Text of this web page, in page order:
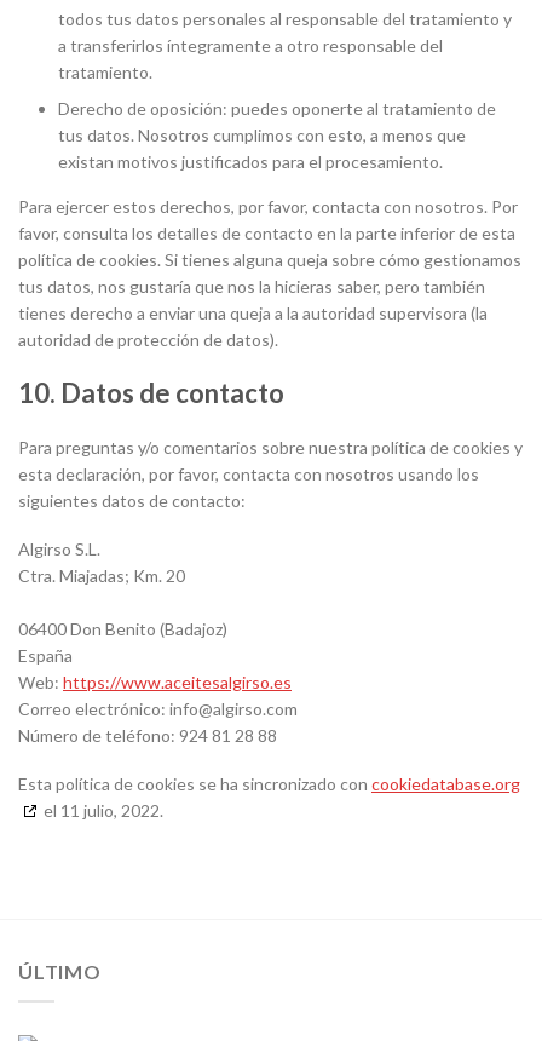
todos tus datos personales al responsable del tratamiento y
a transferirlos íntegramente a otro responsable del
tratamiento.
Derecho de oposición: puedes oponerte al tratamiento de
tus datos. Nosotros cumplimos con esto, a menos que
existan motivos justificados para el procesamiento.
Para ejercer estos derechos, por favor, contacta con nosotros. Por
favor, consulta los detalles de contacto en la parte inferior de esta
política de cookies. Si tienes alguna queja sobre cómo gestionamos
tus datos, nos gustaría que nos la hicieras saber, pero también
tienes derecho a enviar una queja a la autoridad supervisora (la
autoridad de protección de datos).
10. Datos de contacto
Para preguntas y/o comentarios sobre nuestra política de cookies y
esta declaración, por favor, contacta con nosotros usando los
siguientes datos de contacto:
Algirso S.L.
Ctra. Miajadas; Km. 20
06400 Don Benito (Badajoz)
España
Web: https://www.aceitesalgirso.es
Correo electrónico: info@algirso.com
Número de teléfono: 924 81 28 88
Esta política de cookies se ha sincronizado con cookiedatabase.org
el 11 julio, 2022.
ÚLTIMO